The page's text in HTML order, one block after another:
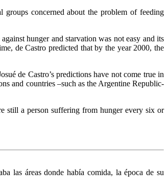
concerned about the problem of feeding
hunger and starvation was not easy and its
de Castro predicted that by the year 2000, the
de Castro’s predictions have not come true in
and countries –such as the Argentine Republic-
still a person suffering from hunger every six or
las áreas donde había comida, la época de su